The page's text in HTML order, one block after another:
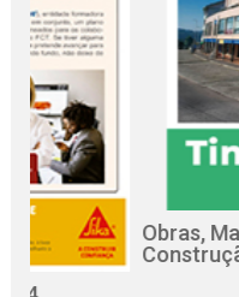
Obras, Materiais e
Construção nº 165